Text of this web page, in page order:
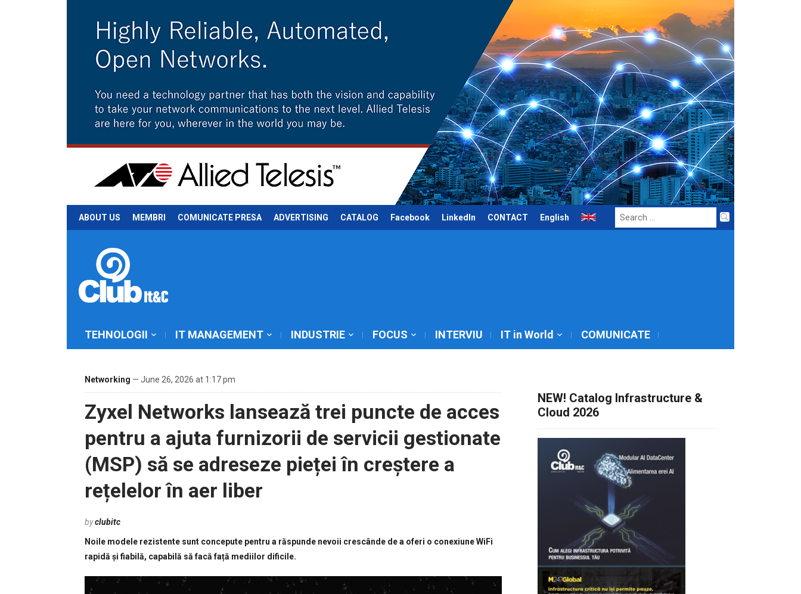
ABOUT US MEMBRI COMUNICATE PRESA ADVERTISING CATALOG Facebook LinkedIn CONTACT English
Search
for:
TEHNOLOGII IT MANAGEMENT INDUSTRIE FOCUS INTERVIU IT in World COMUNICATE
Networking — June 26, 2026 at 1:17 pm
Zyxel Networks lansează trei puncte de acces
pentru a ajuta furnizorii de servicii gestionate
(MSP) să se adreseze pieței în creștere a
rețelelor în aer liber
byclubitc
Noile modele rezistente sunt concepute pentru a răspunde nevoii crescânde de a oferi o conexiune WiFi
rapidă și fiabilă, capabilă să facă față mediilor dificile.
NEW! Catalog Infrastructure &
Cloud 2026